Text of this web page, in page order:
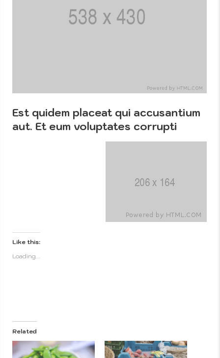
Menus
Artistic
About
Est quidem placeat qui accusantium
aut. Et eum voluptates corrupti
Like this:
Loading...
Related